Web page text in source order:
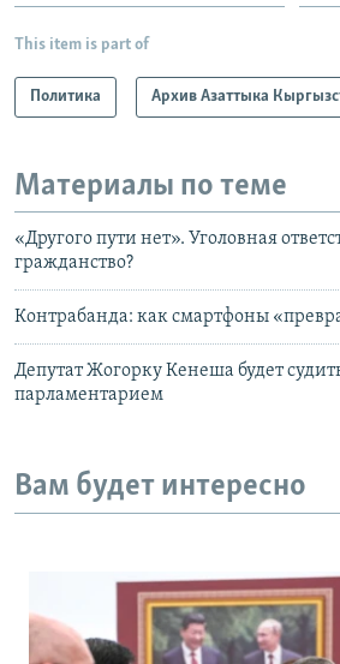
This item is part of
Политика Архив Азаттыка
Материалы по теме
«Другого пути нет». Уголовная
гражданство?
Контрабанда: как смартфоны
Депутат Жогорку Кенеша будет
парламентарием
Вам будет интересно